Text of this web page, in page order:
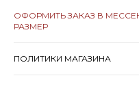
ОФОРМИТЬ ЗАКАЗ В
РАЗМЕР
ПОЛИТИКИ МАГАЗИНА